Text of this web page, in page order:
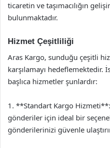
ticaretin ve taşımacılığın
bulunmaktadır.
Hizmet Çeşitliliği
Aras Kargo, sunduğu çeşitli
karşılamayı hedeflemektedir.
başlıca hizmetler şunlardır:
1. **Standart Kargo Hizmeti**:
gönderiler için ideal bir
gönderilerinizi güvenle